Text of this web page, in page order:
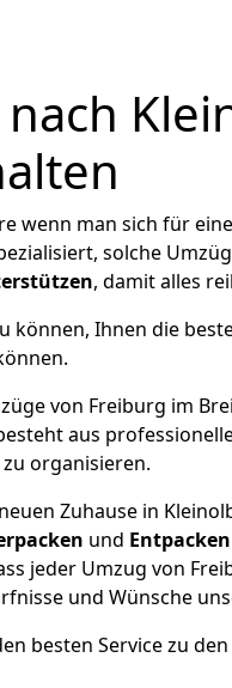
wenn man sich für
solche
, damit alles
können, Ihnen die
von Freiburg im
aus
organisieren.
Zuhause in
und Entpacken
jeder Umzug von
und Wünsche
besten Service zu den